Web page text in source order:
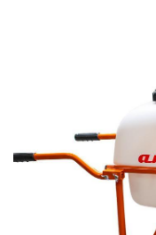
LE MAGASIN